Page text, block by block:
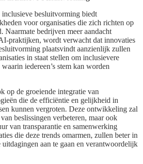
besluitvorming biedt
voor organisaties die zich richten op
Naarmate bedrijven meer aandacht
praktijken, wordt verwacht dat innovaties
plaatsvindt aanzienlijk zullen
in staat stellen om inclusievere
iedereen’s stem kan worden
op de groeiende integratie van
die de efficiëntie en gelijkheid in
kunnen vergroten. Deze ontwikkeling zal
beslissingen verbeteren, maar ook
van transparantie en samenwerking
die deze trends omarmen, zullen beter in
aan te gaan en verantwoordelijk